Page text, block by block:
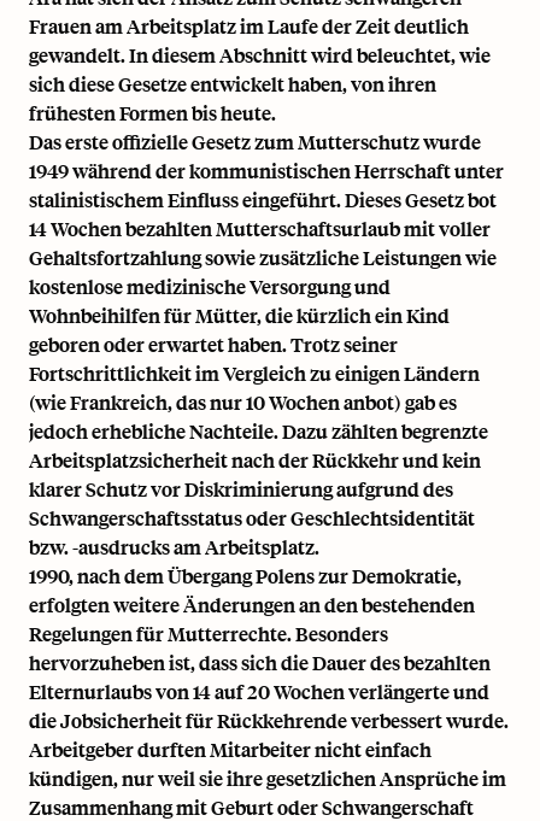
Frauen am Arbeitsplatz im Laufe der Zeit deutlich
gewandelt. In diesem Abschnitt wird beleuchtet, wie
sich diese Gesetze entwickelt haben, von ihren
frühesten Formen bis heute.
Das erste offizielle Gesetz zum Mutterschutz wurde
1949 während der kommunistischen Herrschaft unter
stalinistischem Einfluss eingeführt. Dieses Gesetz bot
14 Wochen bezahlten Mutterschaftsurlaub mit voller
Gehaltsfortzahlung sowie zusätzliche Leistungen wie
kostenlose medizinische Versorgung und
Wohnbeihilfen für Mütter, die kürzlich ein Kind
geboren oder erwartet haben. Trotz seiner
Fortschrittlichkeit im Vergleich zu einigen Ländern
(wie Frankreich, das nur 10 Wochen anbot) gab es
jedoch erhebliche Nachteile. Dazu zählten begrenzte
Arbeitsplatzsicherheit nach der Rückkehr und kein
klarer Schutz vor Diskriminierung aufgrund des
Schwangerschaftsstatus oder Geschlechtsidentität
bzw. -ausdrucks am Arbeitsplatz.
1990, nach dem Übergang Polens zur Demokratie,
erfolgten weitere Änderungen an den bestehenden
Regelungen für Mutterrechte. Besonders
hervorzuheben ist, dass sich die Dauer des bezahlten
Elternurlaubs von 14 auf 20 Wochen verlängerte und
die Jobsicherheit für Rückkehrende verbessert wurde.
Arbeitgeber durften Mitarbeiter nicht einfach
kündigen, nur weil sie ihre gesetzlichen Ansprüche im
Zusammenhang mit Geburt oder Schwangerschaft